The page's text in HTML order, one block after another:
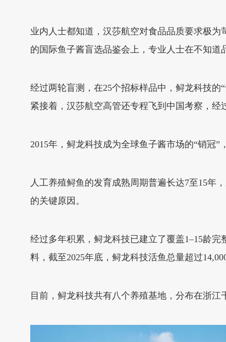
业内人士都知道，汉莎航空对食品品质要求极
的国际鱼子酱盲选品鉴会上，专业人士在不知
经过两轮盲测，在25个招标样品中，鲟龙科技
紧接着，汉莎航空高管还专程飞到中国考察，
2015年，鲟龙科技成为全球鱼子酱市场的“销冠
人工养殖鲟鱼的发育成熟周期普遍长达7至15年
的关键原因。
经过多年积累，鲟龙科技已建立了覆盖1–15龄
料，截至2025年底，鲟龙科技活鱼总量超过
目前，鲟龙科技共有八个养殖基地，分布在浙